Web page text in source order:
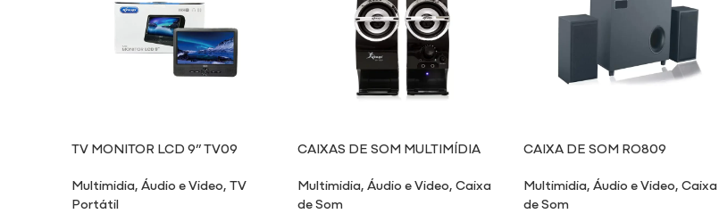
TV MONITOR LCD 9” TV09
Multimidia,Áudio e Video,TV
Portátil
CAIXAS DE SOM MULTIMÍDIA
Multimidia,Áudio e Video,Caixa
de Som
CAIXA DE SOM RO809
Multimidia,Áudio e Video,Caixa
de Som